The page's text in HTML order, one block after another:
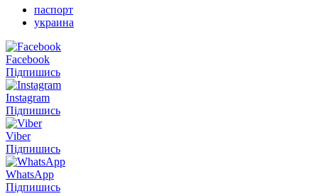
паспорт
украина
Facebook
Підпишись
Instagram
Підпишись
Viber
Підпишись
WhatsApp
Підпишись